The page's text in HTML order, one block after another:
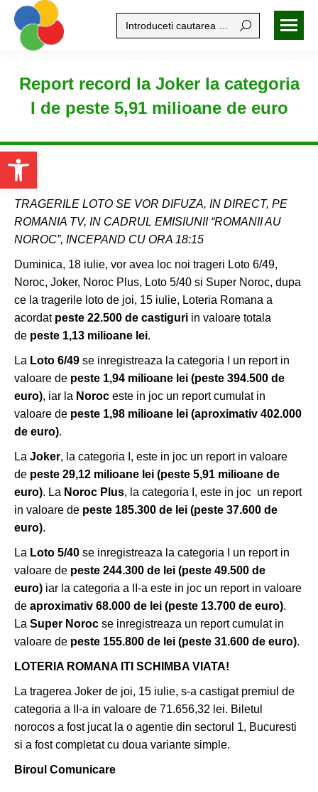
Open toolbar
Search:
Report record la Joker la categoria
I de peste 5,91 milioane de euro
TRAGERILE LOTO SE VOR DIFUZA, IN DIRECT, PE
ROMANIA TV, IN CADRUL EMISIUNII “ROMANII AU
NOROC”, INCEPAND CU ORA 18:15
Duminica, 18 iulie, vor avea loc noi trageri Loto 6/49,
Noroc, Joker, Noroc Plus, Loto 5/40 si Super Noroc, dupa
ce la tragerile loto de joi, 15 iulie, Loteria Romana a
acordat peste 22.500 de castiguri in valoare totala
de peste 1,13 milioane lei.
La Loto 6/49 se inregistreaza la categoria I un report in
valoare de peste 1,94 milioane lei (peste 394.500 de
euro), iar la Noroc este in joc un report cumulat in
valoare de peste 1,98 milioane lei (aproximativ 402.000
de euro).
La Joker, la categoria I, este in joc un report in valoare
de peste 29,12 milioane lei (peste 5,91 milioane de
euro). La Noroc Plus, la categoria I, este in joc un report
in valoare de peste 185.300 de lei (peste 37.600 de
euro).
La Loto 5/40 se inregistreaza la categoria I un report in
valoare de peste 244.300 de lei (peste 49.500 de
euro) iar la categoria a II-a este in joc un report in valoare
de aproximativ 68.000 de lei (peste 13.700 de euro).
La Super Noroc se inregistreaza un report cumulat in
valoare de peste 155.800 de lei (peste 31.600 de euro).
LOTERIA ROMANA ITI SCHIMBA VIATA!
La tragerea Joker de joi, 15 iulie, s-a castigat premiul de
categoria a II-a in valoare de 71.656,32 lei. Biletul
norocos a fost jucat la o agentie din sectorul 1, Bucuresti
si a fost completat cu doua variante simple.
Biroul Comunicare